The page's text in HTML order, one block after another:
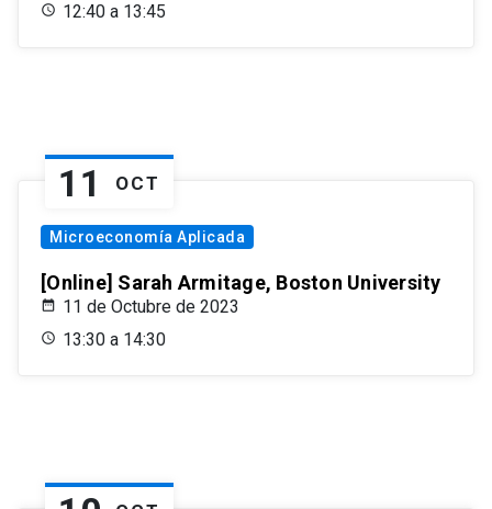
12:40 a 13:45
11 OCT
Microeconomía Aplicada
[Online] Sarah Armitage, Boston University
11 de Octubre de 2023
13:30 a 14:30